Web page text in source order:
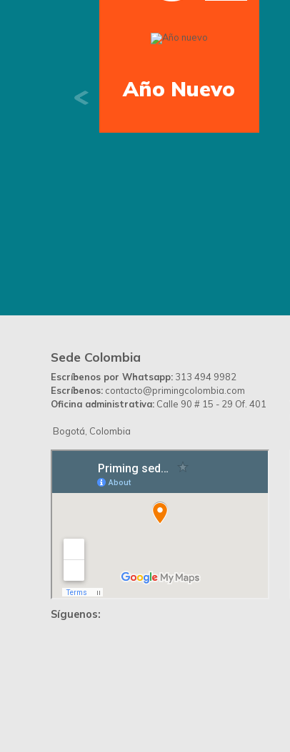
Año Nuevo
Previous
Sede Colombia
Escríbenos por Whatsapp: 313 494 9982
Escríbenos: contacto@primingcolombia.com
Oficina administrativa: Calle 90 # 15 - 29 Of. 401
Bogotá, Colombia
Síguenos: